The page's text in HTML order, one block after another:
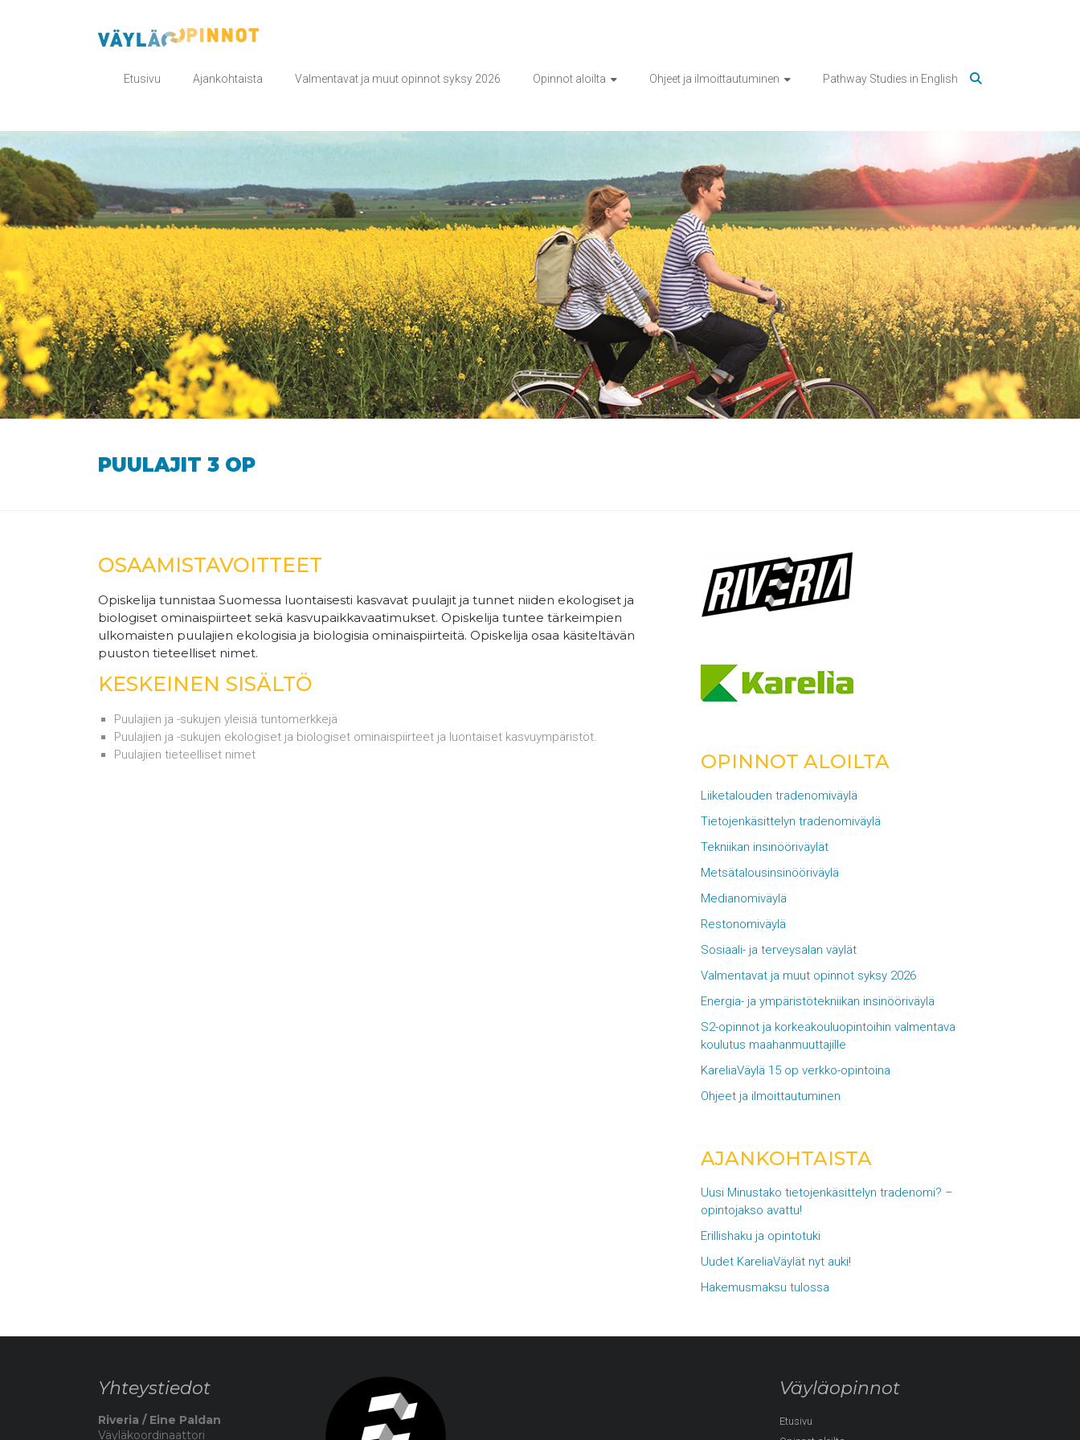
VÄYLÄOPINNOT
Etusivu Ajankohtaista Valmentavat ja muut opinnot syksy 2026 Opinnot aloilta Ohjeet ja ilmoittautuminen Pathway Studies in English
PUULAJIT 3 OP
OSAAMISTAVOITTEET
Opiskelija tunnistaa Suomessa luontaisesti kasvavat puulajit ja tunnet niiden ekologiset ja
biologiset ominaispiirteet sekä kasvupaikkavaatimukset. Opiskelija tuntee tärkeimpien
ulkomaisten puulajien ekologisia ja biologisia ominaispiirteitä. Opiskelija osaa käsiteltävän
puuston tieteelliset nimet.
KESKEINEN SISÄLTÖ
Puulajien ja -sukujen yleisiä tuntomerkkejä
Puulajien ja -sukujen ekologiset ja biologiset ominaispiirteet ja luontaiset kasvuympäristöt.
Puulajien tieteelliset nimet
OPINNOT ALOILTA
Liiketalouden tradenomiväylä
Tietojenkäsittelyn tradenomiväylä
Tekniikan insinööriväylät
Metsätalousinsinööriväylä
Medianomiväylä
Restonomiväylä
Sosiaali- ja terveysalan väylät
Valmentavat ja muut opinnot syksy 2026
Energia- ja ympäristötekniikan insinööriväylä
S2-opinnot ja korkeakouluopintoihin valmentava
koulutus maahanmuuttajille
KareliaVäylä 15 op verkko-opintoina
Ohjeet ja ilmoittautuminen
AJANKOHTAISTA
Uusi Minustako tietojenkäsittelyn tradenomi? –
opintojakso avattu!
Erillishaku ja opintotuki
Uudet KareliaVäylät nyt auki!
Hakemusmaksu tulossa
Yhteystiedot
Riveria / Eine Paldan
Väyläkoordinaattori
Väyläopinnot
Etusivu